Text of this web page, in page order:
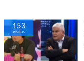
153
visitas